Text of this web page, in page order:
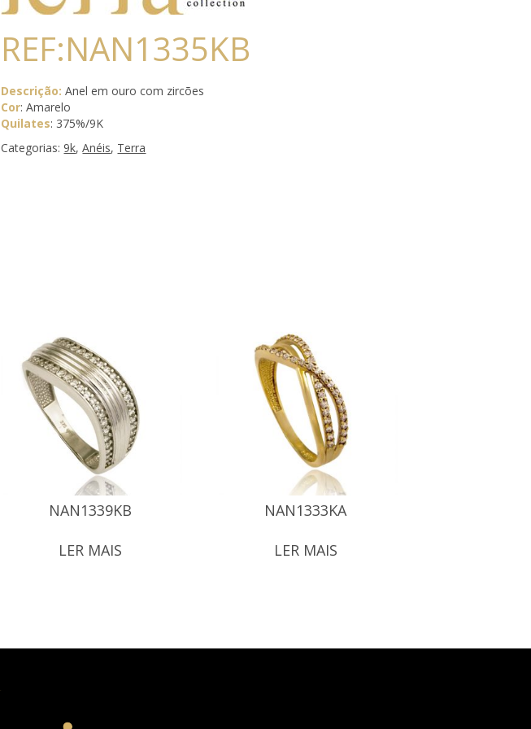
REF:NAN1335KB
Descrição:Anel em ouro com zircões
Cor: Amarelo
Quilates: 375%/9K
Categorias:9k,Anéis, Terra
NAN1339KB
LER MAIS
NAN1333KA
LER MAIS